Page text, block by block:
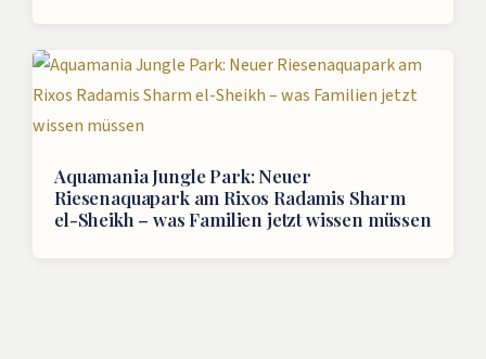
Aquamania Jungle Park: Neuer
Riesenaquapark am Rixos Radamis Sharm
el-Sheikh – was Familien jetzt wissen müssen